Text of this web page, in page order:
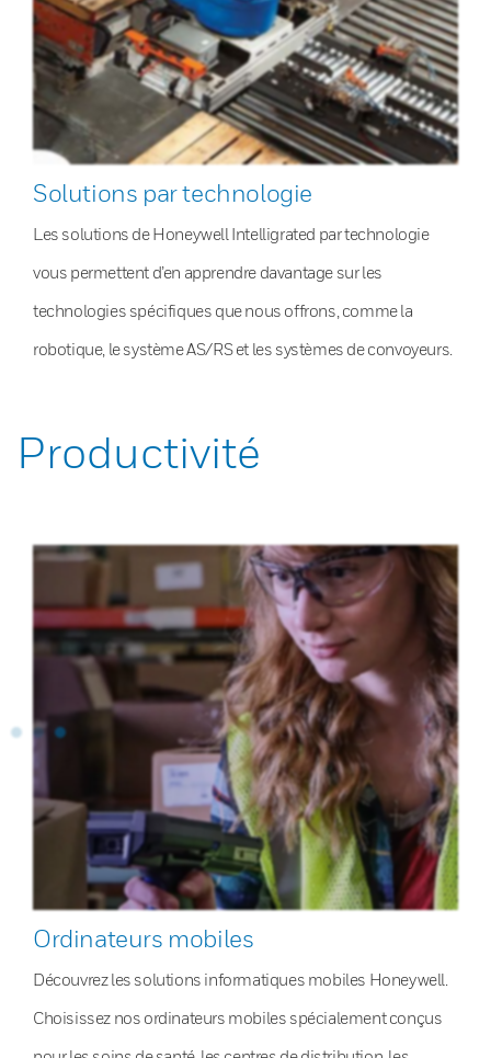
Solutions par technologie
Les solutions de Honeywell Intelligrated par technologie
vous permettent d’en apprendre davantage sur les
technologies spécifiques que nous offrons, comme la
robotique, le système AS/RS et les systèmes de convoyeurs.
Productivité
Ordinateurs mobiles
Découvrez les solutions informatiques mobiles Honeywell.
Choisissez nos ordinateurs mobiles spécialement conçus